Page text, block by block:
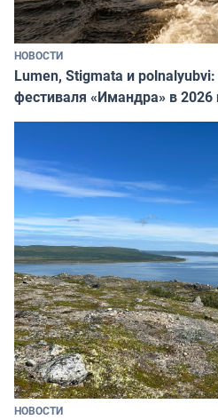
НОВОСТИ
Lumen, Stigmata и
фестиваля «Имандра» в 2026
НОВОСТИ